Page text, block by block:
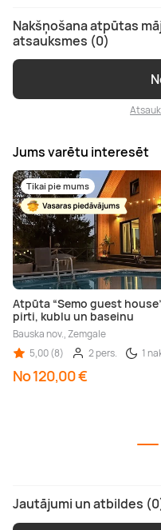
Nakšņošana atpūtas
atsauksmes (0)
Jums varētu interesēt
Tikai pie mums
Atpūta “Semo guest
pirti, kublu un baseinu
Bauska nov., Zemgale
5,00 (8)
2 pers. 1
No 120,00 €
Jautājumi un atbildes